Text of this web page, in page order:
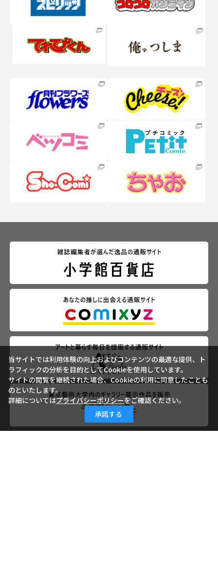
当サイトでは利用体験の向上およびコンテンツの最適な提供、ト
ラフィックの分析を目的としてCookieを使用しています。
サイトの閲覧を継続された場合、Cookieの利用に同意したことも
のといたします。
詳細についてはプライバシーポリシーをご確認ください。
承諾する